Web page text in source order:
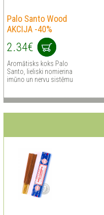
Palo Santo Wood
AKCIJA -40%
2.34€
Aromātisks koks Palo
Santo, lieliski nomierina
imūno un nervu sistēmu